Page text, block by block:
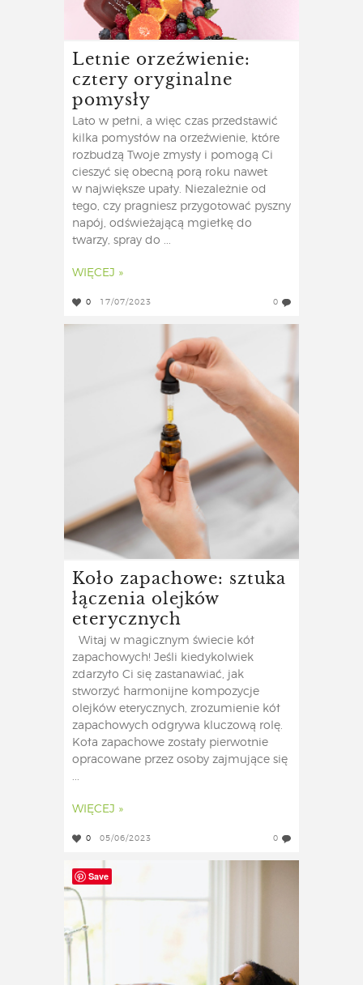
Letnie orzeźwienie:
cztery oryginalne
pomysły
Lato w pełni, a więc czas przedstawić
kilka pomysłów na orzeźwienie, które
rozbudzą Twoje zmysły i pomogą Ci
cieszyć się obecną porą roku nawet
w największe upały. Niezależnie od
tego, czy pragniesz przygotować pyszny
napój, odświeżającą mgiełkę do
twarzy, spray do ...
WIĘCEJ »
0 17/07/2023 0
Koło zapachowe: sztuka
łączenia olejków
eterycznych
Witaj w magicznym świecie kół
zapachowych! Jeśli kiedykolwiek
zdarzyło Ci się zastanawiać, jak
stworzyć harmonijne kompozycje
olejków eterycznych, zrozumienie kół
zapachowych odgrywa kluczową rolę.
Koła zapachowe zostały pierwotnie
opracowane przez osoby zajmujące się
...
WIĘCEJ »
0 05/06/2023 0
Save